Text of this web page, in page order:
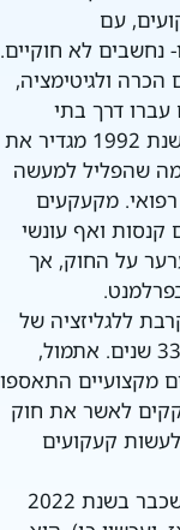
עם
נחשבים לא חוקיים.
ולגיטימציה,
דרך בתי
משפט ואפילו הגיעו לפרלמנט. אך המצב משנת 1992 מגדיר את
שהפליל למעשה
מקעקעים
קנסות ואף עונשי
על החוק, אך
ללגליזציה של
קעקועים שאינם רפואיים לאחר איסור של 33 שנים. אתמול,
מקצועיים התאספו
לאשר את חוק
קעקועים
הפעם יש למקעקעים תקווה חדשה משום שכבר בשנת 2022